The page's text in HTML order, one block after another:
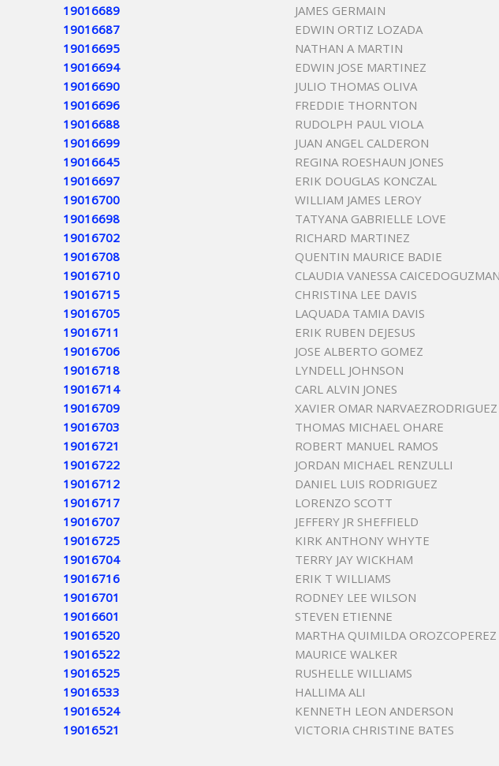
19016689
JAMES GERMAIN
19016687
EDWIN ORTIZ LOZADA
19016695
NATHAN A MARTIN
19016694
EDWIN JOSE MARTINEZ
19016690
JULIO THOMAS OLIVA
19016696
FREDDIE THORNTON
19016688
RUDOLPH PAUL VIOLA
19016699
JUAN ANGEL CALDERON
19016645
REGINA ROESHAUN JONES
19016697
ERIK DOUGLAS KONCZAL
19016700
WILLIAM JAMES LEROY
19016698
TATYANA GABRIELLE LOVE
19016702
RICHARD MARTINEZ
19016708
QUENTIN MAURICE BADIE
19016710
CLAUDIA VANESSA CAICEDOGUZMAN
19016715
CHRISTINA LEE DAVIS
19016705
LAQUADA TAMIA DAVIS
19016711
ERIK RUBEN DEJESUS
19016706
JOSE ALBERTO GOMEZ
19016718
LYNDELL JOHNSON
19016714
CARL ALVIN JONES
19016709
XAVIER OMAR NARVAEZRODRIGUEZ
19016703
THOMAS MICHAEL OHARE
19016721
ROBERT MANUEL RAMOS
19016722
JORDAN MICHAEL RENZULLI
19016712
DANIEL LUIS RODRIGUEZ
19016717
LORENZO SCOTT
19016707
JEFFERY JR SHEFFIELD
19016725
KIRK ANTHONY WHYTE
19016704
TERRY JAY WICKHAM
19016716
ERIK T WILLIAMS
19016701
RODNEY LEE WILSON
19016601
STEVEN ETIENNE
19016520
MARTHA QUIMILDA OROZCOPEREZ
19016522
MAURICE WALKER
19016525
RUSHELLE WILLIAMS
19016533
HALLIMA ALI
19016524
KENNETH LEON ANDERSON
19016521
VICTORIA CHRISTINE BATES